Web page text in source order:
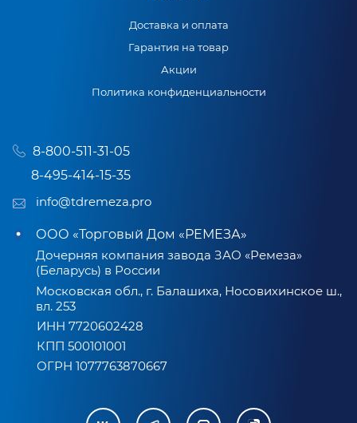
Доставка и оплата
Гарантия на товар
Акции
Политика конфиденциальности
8-800-511-31-05
8-495-414-15-35
info@tdremeza.pro
ООО «Торговый Дом «РЕМЕЗА»
Дочерняя компания завода ЗАО «Ремеза»
(Беларусь) в России
Московская обл., г. Балашиха, Носовихинское ш.,
вл. 253
ИНН 7720602428
КПП 500101001
ОГРН 1077763870667